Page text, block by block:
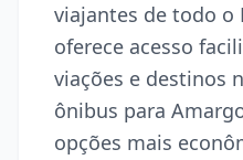
viajantes de todo o
oferece acesso
viações e destinos
ônibus para
opções mais